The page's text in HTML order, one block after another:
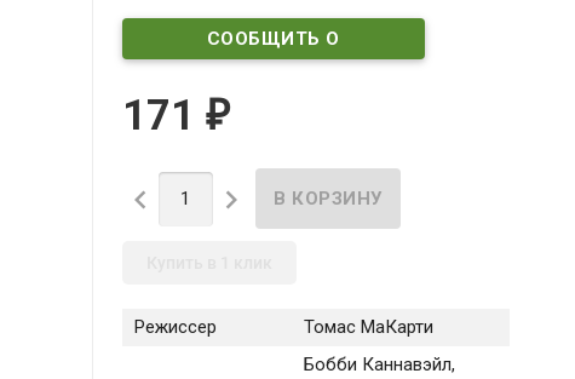
СООБЩИТЬ О
171 ₽
 
Режиссер Томас МаКарти
Бобби Каннавэйл,